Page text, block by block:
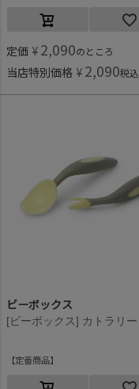
定価 ¥ 2,090のところ
当店特別価格 ¥ 2,090税込
ビーボックス
定番商品